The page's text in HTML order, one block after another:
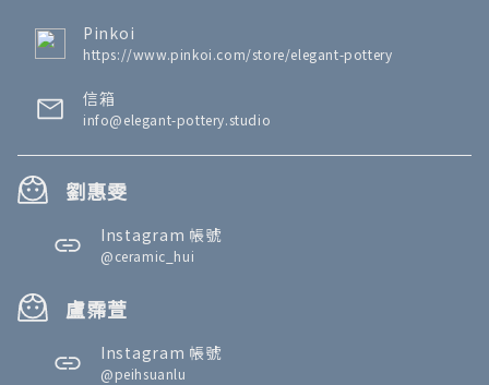
Pinkoi
https://www.pinkoi.com/store/elegant-pottery
信箱
info@elegant-pottery.studio
劉惠雯
Instagram 帳號
@ceramic_hui
盧霈萱
Instagram 帳號
@peihsuanlu